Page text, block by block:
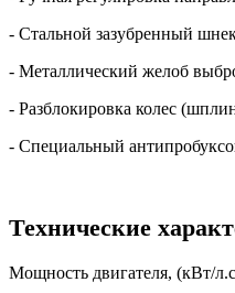
- Стальной зазубренный
- Металлический желоб
- Разблокировка колес
- Специальный
Технические
Мощность двигателя, (кВт/